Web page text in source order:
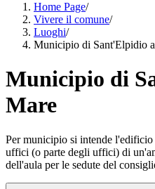
Home Page/
Vivere il comune/
Luoghi/
Municipio di Sant'Elpidio
Municipio di
Mare
Per municipio si intende l'edificio
uffici (o parte degli uffici) di
dell'aula per le sedute del